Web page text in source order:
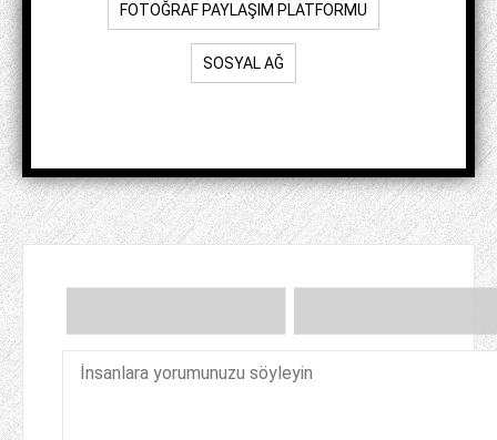
FOTOĞRAF PAYLAŞIM PLATFORMU
SOSYAL AĞ